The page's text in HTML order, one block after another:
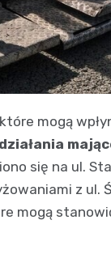
mogą
się na ul.
z ul.
mogą